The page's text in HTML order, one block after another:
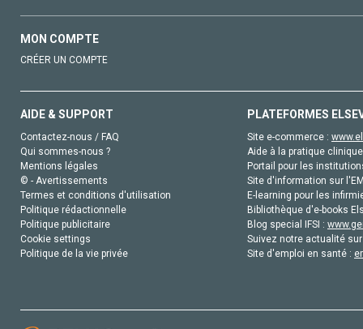
MON COMPTE
CRÉER UN COMPTE
AIDE & SUPPORT
Contactez-nous / FAQ
Qui sommes-nous ?
Mentions légales
© - Avertissements
Termes et conditions d'utilisation
Politique rédactionnelle
Politique publicitaire
Cookie settings
Politique de la vie privée
PLATEFORMES
Site e-commerce :
Aide à la pratique
Portail pour les
Site d'information sur
E-learning pour les
Bibliothèque d'e-books
Blog special IFSI :
Suivez notre actualité
Site d'emploi en santé :